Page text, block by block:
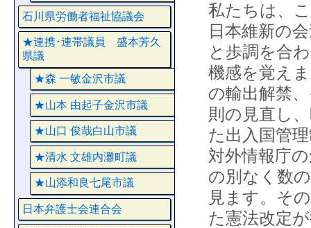
私たちは、
日本維新の
と歩調を合
機感を覚え
の輸出解禁
則の見直し
た出入国管
対外情報庁
の別なく数
見ます。そ
た憲法改定
石川県労働者福祉協議会
★連携･連帯議員 盛本芳久
県議
★森 一敏金沢市議
★山本 由起子金沢市議
★山口 俊哉白山市議
★清水 文雄内灘町議
★山添和良七尾市議
日本弁護士会連合会